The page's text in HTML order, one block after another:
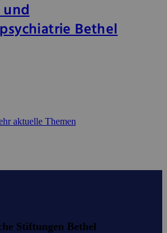
Bethel
aktuelle Themen
Stiftungen Bethel